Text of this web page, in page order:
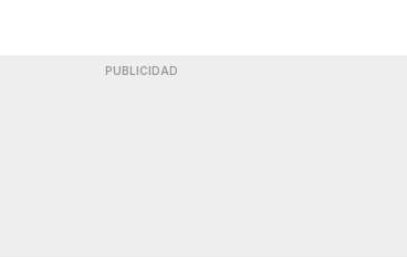
PUBLICIDAD